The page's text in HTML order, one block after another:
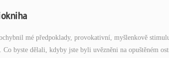
mé předpoklady, provokativní, myšlenkově
Co byste dělali, kdyby jste byli uvězněni na opuštěném